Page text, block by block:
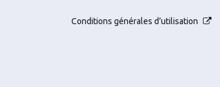
Conditions générales d’utilisation